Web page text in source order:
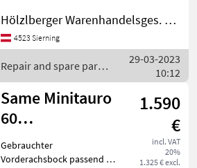
Minitaurus, Condor, ...
Verfügbar mit Stoff oder
Kunstleder Sitzschale.
Hölzlberger Warenhandelsges. m. b. H.
4523 Sierning
Repair and spare parts
/ Same
29-03-2023
10:12
Same Minitauro
60
Vorderachsbock
1.590
€
incl. VAT
20%
1.325 € excl.
Gebrauchter
Vorderachsbock passend zu